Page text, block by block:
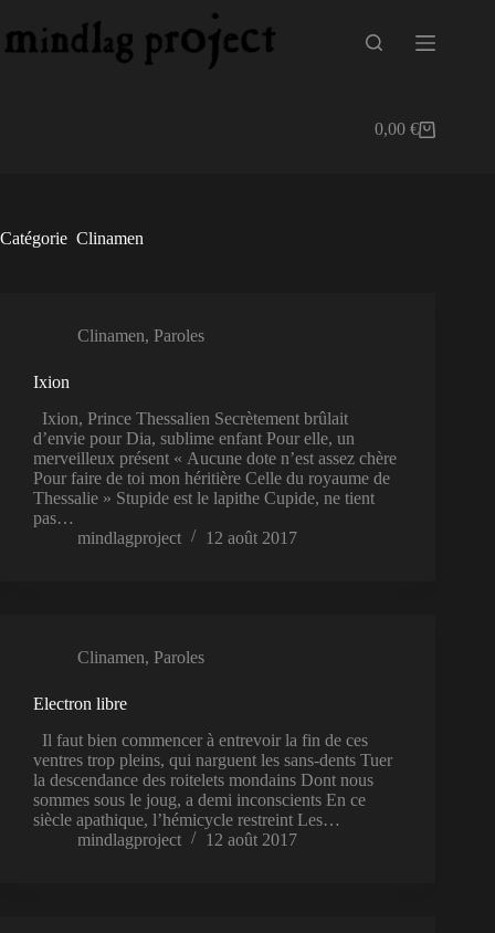
au
contenu
Panier
0,00€
Catégorie Clinamen
Clinamen, Paroles
Ixion
Ixion, Prince Thessalien Secrètement brûlait
d’envie pour Dia, sublime enfant Pour elle, un
merveilleux présent « Aucune dote n’est assez chère
Pour faire de toi mon héritière Celle du royaume de
Thessalie » Stupide est le lapithe Cupide, ne tient
pas…
mindlagproject
12 août 2017
Clinamen, Paroles
Electron libre
Il faut bien commencer à entrevoir la fin de ces
ventres trop pleins, qui narguent les sans-dents Tuer
la descendance des roitelets mondains Dont nous
sommes sous le joug, a demi inconscients En ce
siècle apathique, l’hémicycle restreint Les…
mindlagproject
12 août 2017